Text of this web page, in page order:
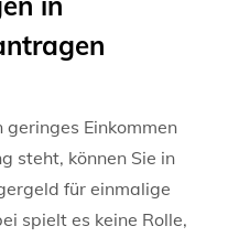
geringes Einkommen
steht, können Sie in
für einmalige
spielt es keine Rolle,